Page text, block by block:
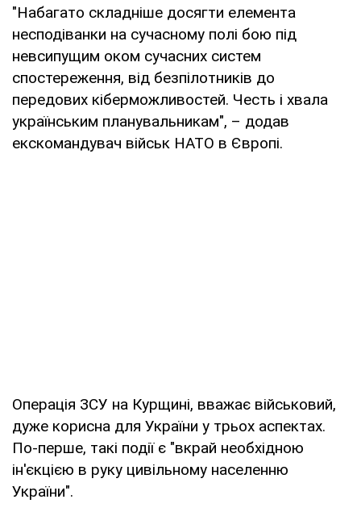
"Набагато складніше досягти елемента
несподіванки на сучасному полі бою під
невсипущим оком сучасних систем
спостереження, від безпілотників до
передових кіберможливостей. Честь і хвала
українським планувальникам", – додав
екскомандувач військ НАТО в Європі.
Операція ЗСУ на Курщині, вважає військовий,
дуже корисна для України у трьох аспектах.
По-перше, такі події є "вкрай необхідною
ін'єкцією в руку цивільному населенню
України".